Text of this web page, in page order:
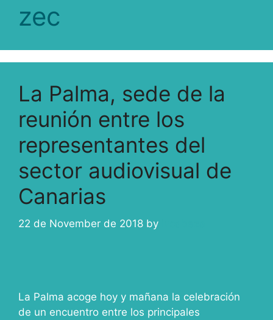
zec
La Palma, sede de la
reunión entre los
representantes del
sector audiovisual de
Canarias
22 de November de 2018 by
La Palma acoge hoy y mañana la celebración
de un encuentro entre los principales